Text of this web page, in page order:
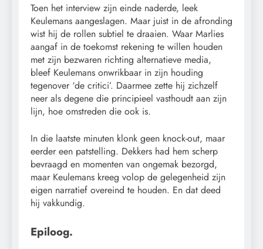
Toen het interview zijn einde naderde, leek
Keulemans aangeslagen. Maar juist in de afronding
wist hij de rollen subtiel te draaien. Waar Marlies
aangaf in de toekomst rekening te willen houden
met zijn bezwaren richting alternatieve media,
bleef Keulemans onwrikbaar in zijn houding
tegenover ‘de critici’. Daarmee zette hij zichzelf
neer als degene die principieel vasthoudt aan zijn
lijn, hoe omstreden die ook is.
In die laatste minuten klonk geen knock-out, maar
eerder een patstelling. Dekkers had hem scherp
bevraagd en momenten van ongemak bezorgd,
maar Keulemans kreeg volop de gelegenheid zijn
eigen narratief overeind te houden. En dat deed
hij vakkundig.
Epiloog.